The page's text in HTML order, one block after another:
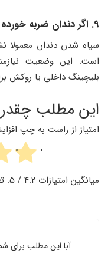
9. اگر دندان ضربه خورده سیاه شود چه کار کنیم؟
سیاه شدن دندان
است. این وضعیت
بلیچینگ داخلی یا روکش
این مطلب چقدر
امتیاز از راست به چپ
میانگین امتیازات 4.2 / 5. تعداد امتیازات
آبا این مطلب برای